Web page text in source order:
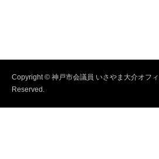
Copyright © 神戸市会議員 いさやま大介オフ
Reserved.